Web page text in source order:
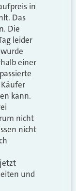
in
Das
Die
leider
einer
kann.
nicht
nicht
und